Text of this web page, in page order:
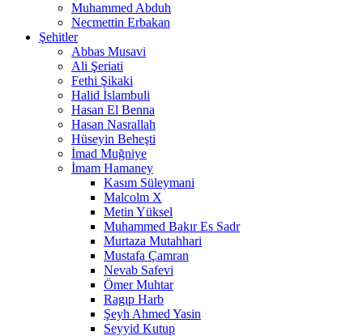
Muhammed Abduh
Necmettin Erbakan
Şehitler
Abbas Musavi
Ali Şeriati
Fethi Şikaki
Halid İslambuli
Hasan El Benna
Hasan Nasrallah
Hüseyin Beheşti
İmad Muğniye
İmam Hamaney
Kasım Süleymani
Malcolm X
Metin Yüksel
Muhammed Bakır Es Sadr
Murtaza Mutahhari
Mustafa Çamran
Nevab Safevi
Ömer Muhtar
Ragıp Harb
Şeyh Ahmed Yasin
Seyyid Kutup